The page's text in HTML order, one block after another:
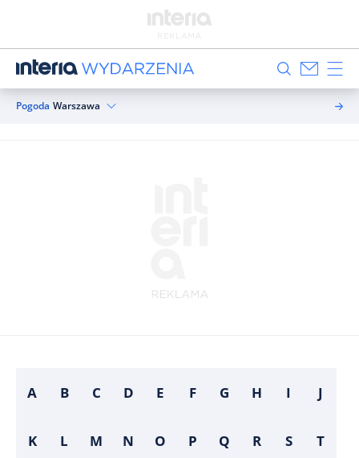
Pogoda Warszawa
A B C D E F G H I J
K L M N O P Q R S T